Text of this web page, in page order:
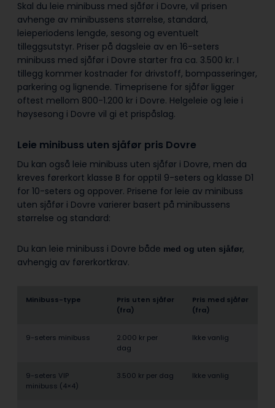
Skal du leie minibuss med sjåfør i Dovre, vil prisen
avhenge av minibussens størrelse, standard,
leieperiodens lengde, sesong og eventuelt
tilleggsutstyr. Priser på dagsleie av en 16-seters
minibuss med sjåfør i Dovre starter fra ca. 3.500 kr. I
tillegg kommer kostnader for drivstoff, bompasseringer,
parkering og lignende. Timeprisene for sjåfør ligger
oftest mellom 800-1.200 kr i Dovre. Helgeleie og leie i
høysesong i Dovre vil gi et prispåslag.
Leie minibuss uten sjåfør pris Dovre
Du kan også leie minibuss uten sjåfør i Dovre, men da
kreves førerkort klasse B for opptil 9-seters og klasse D1
for 10-seters og oppover. Prisene for leie av minibuss
uten sjåfør i Dovre varierer basert på minibussens
størrelse og standard:
Du kan leie minibuss i Dovre både med og uten sjåfør,
avhengig av førerkortkrav.
Minibuss-type
Pris uten sjåfør
(fra)
Pris med sjåfør
(fra)
9-seters minibuss
2.000 kr per
dag
Ikke vanlig
9-seters VIP
minibuss (4×4)
3.500 kr per dag Ikke vanlig